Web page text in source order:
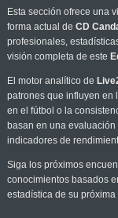
Esta sección ofrece una
forma actual de CD
profesionales,
visión completa de este
El motor analítico de
patrones que influyen en
en el fútbol o la
basan en una
indicadores de
Siga los próximos
conocimientos basados
estadística de su próxima